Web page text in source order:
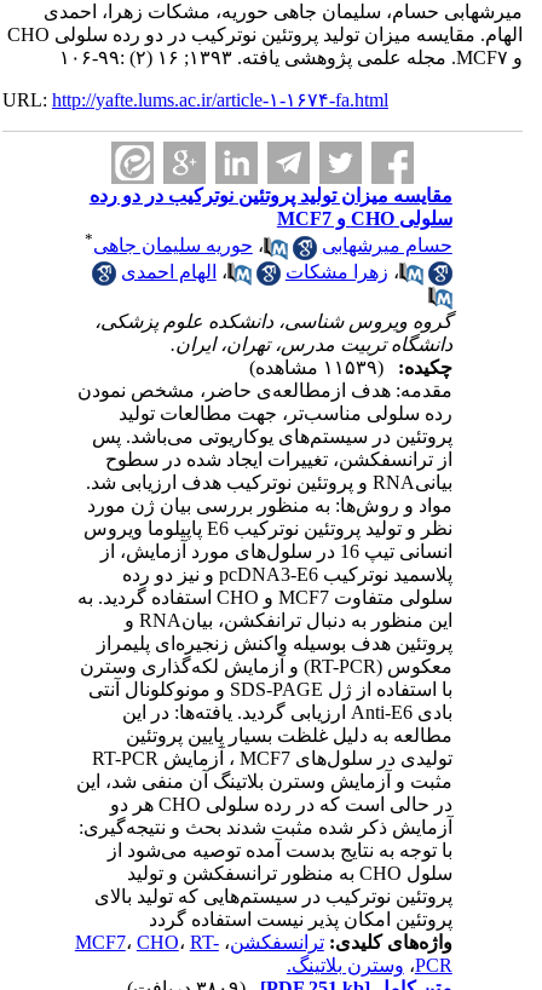
میرشهابی حسام، سلیمان جاهی حوریه، مشکات زهرا، احمدی
الهام. مقایسه میزان تولید پروتئین نوترکیب در دو رده سلولی CHO
URL:http://yafte.lums.ac.ir/article-۱-۱۶۷۴-fa.html
مقایسه میزان تولید پروتئین نوترکیب در دو رده
سلولی CHO و MCF7
حسام میرشهابی
،حوریه سلیمان جاهی
،زهرا مشکات ،الهام احمدی
گروه ویروس شناسی، دانشکده علوم پزشکی،
دانشگاه تربیت مدرس، تهران، ایران.
چکیده:
مقدمه: هدف ازمطالعه‌ی حاضر، مشخص نمودن
رده سلولی مناسب‌تر، جهت مطالعات تولید
پروتئین در سیستم‌های یوکاریوتی می‌باشد. پس
از ترانسفکشن، تغییرات ایجاد شده در سطوح
بیانیRNA و پروتئین نوترکیب هدف ارزیابی شد.
مواد و روش‌ها: به منظور بررسی بیان ژن مورد
نظر و تولید پروتئین نوترکیب E6 پاپیلوما ویروس
انسانی تیپ 16 در سلول‌‌های مورد آزمایش، از
پلاسمید نوترکیب pcDNA3-E6 و نیز دو رده
سلولی متفاوت MCF7 و CHO استفاده گردید. به
این منظور به دنبال ترانفکشن، بیانRNA و
پروتئین هدف بوسیله واکنش زنجیره‌ای پلیمراز
معکوس (RT-PCR) و آزمایش لکه‌گذاری وسترن
با استفاده از ژل SDS-PAGE و مونوکلونال آنتی
بادی Anti-E6 ارزیابی گردید. یافته‌ها: در این
مطالعه به دلیل غلظت بسیار پایین پروتئین
تولیدی در سلول‌های MCF7 ، آزمایش RT-PCR
مثبت و آزمایش وسترن بلاتینگ آن منفی شد، این
در حالی است که در رده سلولی CHO هر دو
آزمایش ذکر شده مثبت شدند بحث و نتیجه‌گیری:
با توجه به نتایج بدست آمده توصیه می‌شود از
سلول CHO به منظور ترانسفکشن و تولید
پروتئین نوترکیب در سیستم‌هایی که تولید بالای
پروتئین امکان پذیر نیست استفاده گردد
واژه‌های کلیدی:ترانسفکشن، MCF7،CHO،RT-
PCR،وسترن بلاتینگ.